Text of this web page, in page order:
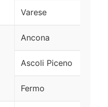
Varese
Ancona
Ascoli Piceno
Fermo